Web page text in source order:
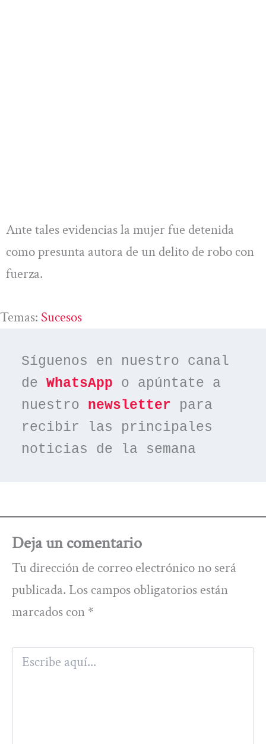
Ante tales evidencias la mujer fue detenida
como presunta autora de un delito de robo con
fuerza.
Temas: Sucesos
Síguenos en nuestro canal
de WhatsApp o apúntate a
nuestro newsletter para
recibir las principales
noticias de la semana
Deja un comentario
Tu dirección de correo electrónico no será
publicada. Los campos obligatorios están
marcados con *
Escribe
aquí...